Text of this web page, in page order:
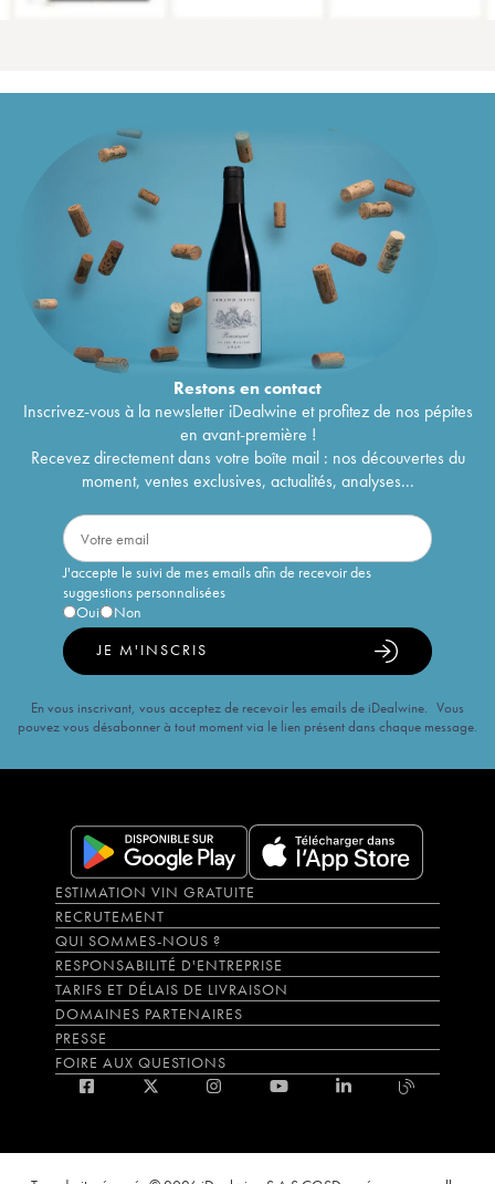
Restons encontact
Inscrivez-vous à la newsletter iDealwine et profitez de nos pépites
en avant-première !
Recevez directement dans votre boîte mail : nos découvertes du
moment, ventes exclusives, actualités, analyses...
J'accepte le suivi de mes emails afin de recevoir des
suggestions personnalisées
Oui
Non
JE M'INSCRIS
En vous inscrivant, vous acceptez de recevoir les emails de iDealwine. Vous
pouvez vous désabonner à tout moment via le lien présent dans chaque message.
ESTIMATION VIN GRATUITE
RECRUTEMENT
QUI SOMMES-NOUS ?
RESPONSABILITÉ D'ENTREPRISE
TARIFS ET DÉLAIS DE LIVRAISON
DOMAINES PARTENAIRES
PRESSE
FOIRE AUX QUESTIONS